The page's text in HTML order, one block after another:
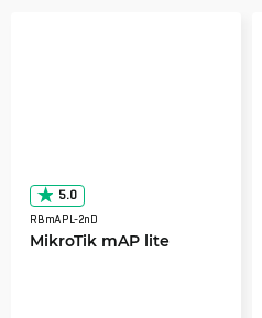
5.0
RBmAPL-2nD
MikroTik mAP lite